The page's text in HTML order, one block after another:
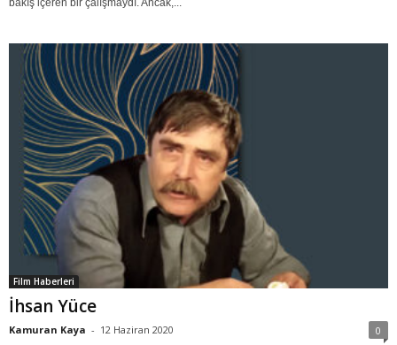
bakış içeren bir çalışmaydı. Ancak,...
Film Haberleri
İhsan Yüce
Kamuran Kaya - 12 Haziran 2020 0